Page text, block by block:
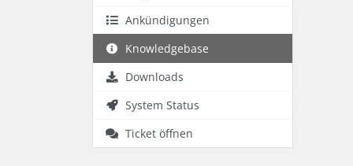
Ankündigungen
Knowledgebase
Downloads
System Status
Ticket öffnen